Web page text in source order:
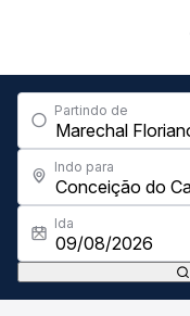
Partindo de
Indo para
Ida